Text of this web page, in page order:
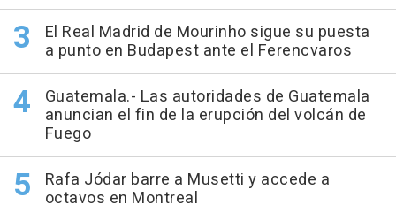
El Real Madrid de Mourinho sigue su puesta
a punto en Budapest ante el Ferencvaros
Guatemala.- Las autoridades de Guatemala
anuncian el fin de la erupción del volcán de
Fuego
Rafa Jódar barre a Musetti y accede a
octavos en Montreal